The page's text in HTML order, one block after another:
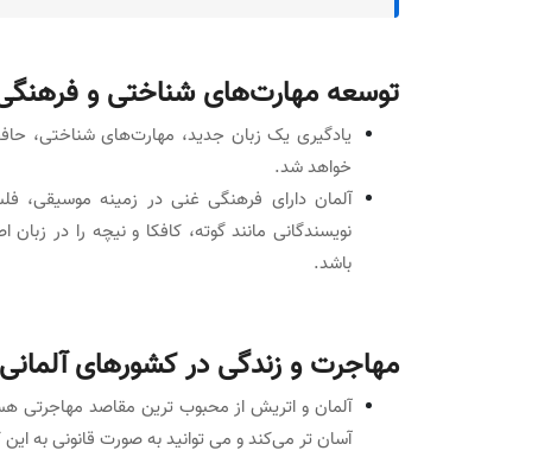
توسعه مهارت‌های شناختی و
یادگیری یک زبان جدید، مهارت‌های شناختی،
خواهد شد.
آلمان دارای فرهنگی غنی در زمینه موسیقی،
نویسندگانی مانند گوته، کافکا و نیچه را در
باشد.
مهاجرت و زندگی در کشورهای
آلمان و اتریش از محبوب ترین مقاصد مهاجرتی
آسان تر می‌کند و می توانید به صورت قانونی به